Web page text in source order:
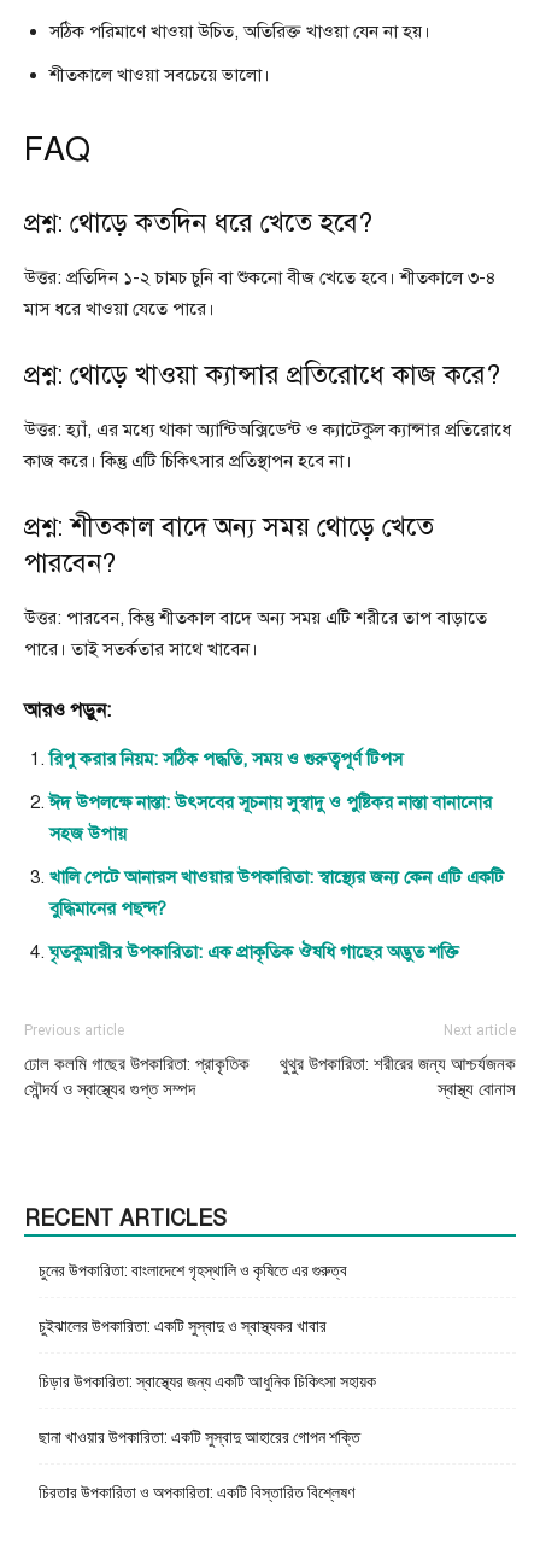
সঠিক পরিমাণে খাওয়া উচিত, অতিরিক্ত খাওয়া যেন না হয়।
শীতকালে খাওয়া সবচেয়ে ভালো।
FAQ
প্রশ্ন: থোড়ে কতদিন ধরে খেতে হবে?
উত্তর: প্রতিদিন ১-২ চামচ চুনি বা শুকনো বীজ খেতে হবে। শীতকালে ৩-৪
মাস ধরে খাওয়া যেতে পারে।
প্রশ্ন: থোড়ে খাওয়া ক্যান্সার প্রতিরোধে কাজ করে?
উত্তর: হ্যাঁ, এর মধ্যে থাকা অ্যান্টিঅক্সিডেন্ট ও ক্যাটেকুল ক্যান্সার প্রতিরোধে
কাজ করে। কিন্তু এটি চিকিৎসার প্রতিস্থাপন হবে না।
প্রশ্ন: শীতকাল বাদে অন্য সময় থোড়ে খেতে
পারবেন?
উত্তর: পারবেন, কিন্তু শীতকাল বাদে অন্য সময় এটি শরীরে তাপ বাড়াতে
পারে। তাই সতর্কতার সাথে খাবেন।
আরও পড়ুন:
রিপু করার নিয়ম: সঠিক পদ্ধতি, সময় ও গুরুত্বপূর্ণ টিপস
ঈদ উপলক্ষে নাস্তা: উৎসবের সূচনায় সুস্বাদু ও পুষ্টিকর নাস্তা বানানোর
সহজ উপায়
খালি পেটে আনারস খাওয়ার উপকারিতা: স্বাস্থ্যের জন্য কেন এটি একটি
বুদ্ধিমানের পছন্দ?
ঘৃতকুমারীর উপকারিতা: এক প্রাকৃতিক ঔষধি গাছের অদ্ভুত শক্তি
Previous article
ঢোল কলমি গাছের উপকারিতা: প্রাকৃতিক
সৌন্দর্য ও স্বাস্থ্যের গুপ্ত সম্পদ
Next article
থুথুর উপকারিতা: শরীরের জন্য আশ্চর্যজনক
স্বাস্থ্য বোনাস
RECENT ARTICLES
চুনের উপকারিতা: বাংলাদেশে গৃহস্থালি ও কৃষিতে এর গুরুত্ব
চুইঝালের উপকারিতা: একটি সুস্বাদু ও স্বাস্থ্যকর খাবার
চিড়ার উপকারিতা: স্বাস্থ্যের জন্য একটি আধুনিক চিকিৎসা সহায়ক
ছানা খাওয়ার উপকারিতা: একটি সুস্বাদু আহারের গোপন শক্তি
চিরতার উপকারিতা ও অপকারিতা: একটি বিস্তারিত বিশ্লেষণ